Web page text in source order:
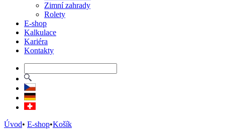
Zimní zahrady
Rolety
E-shop
Kalkulace
Kariéra
Kontakty
Úvod• E-shop•Košík